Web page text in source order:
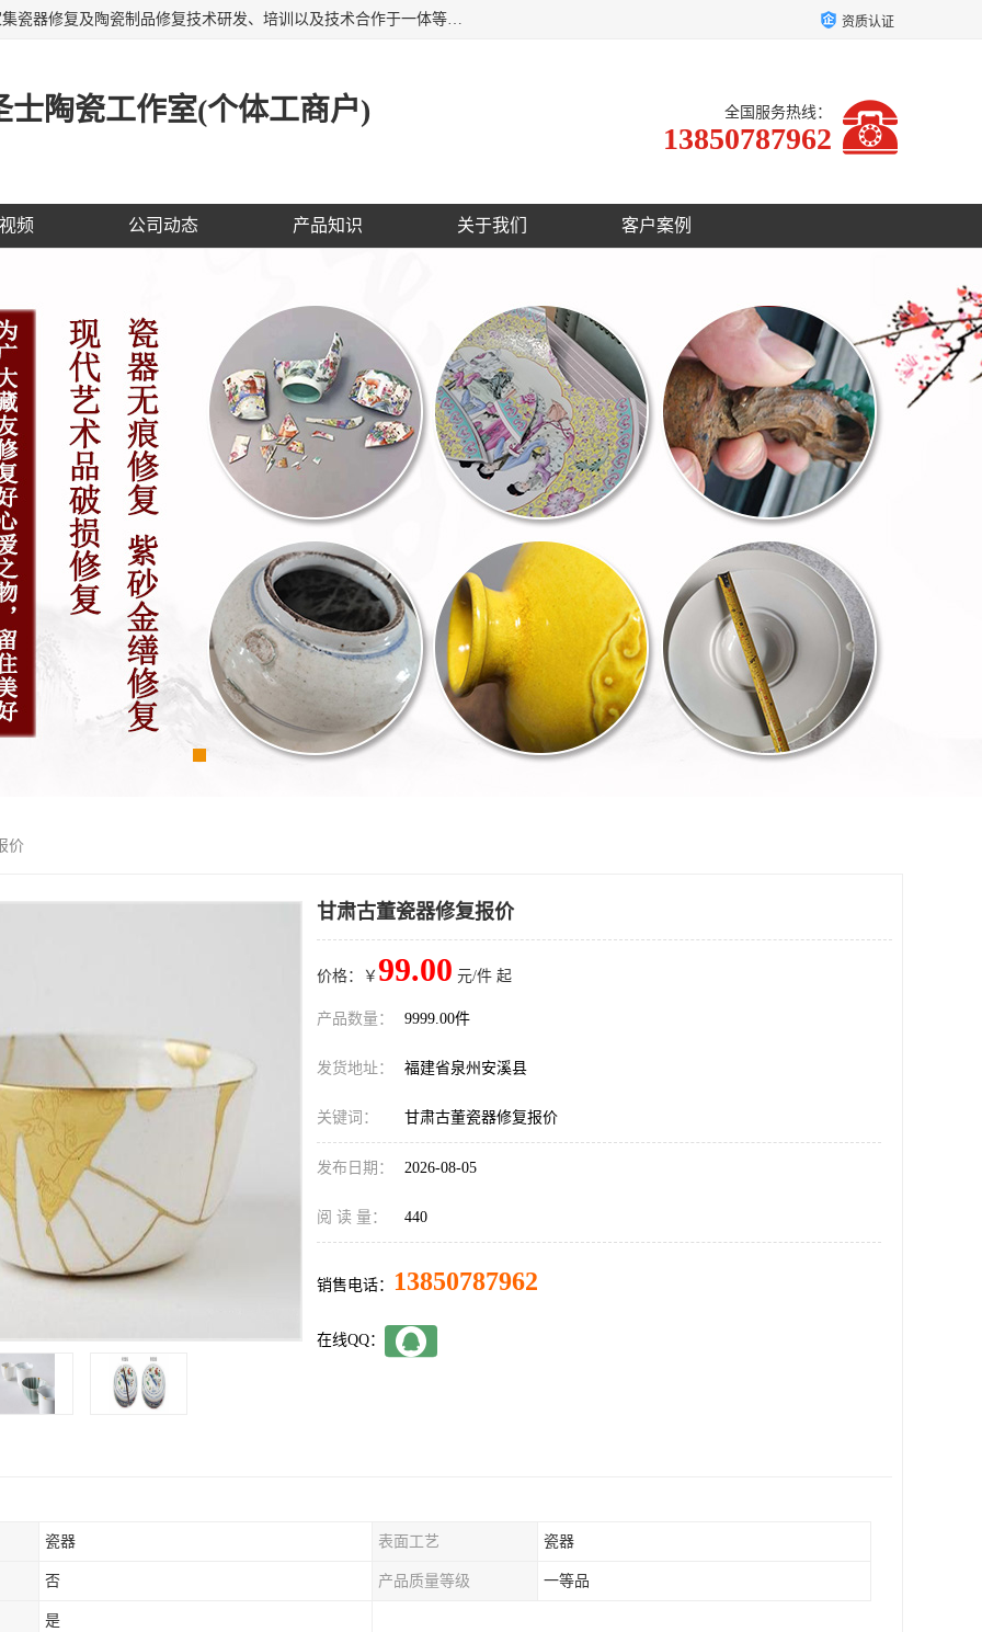
福建泉州洁圣士陶瓷修复技术有限公司位于福建泉州，是一家集瓷器修复及陶瓷制品修复技术研发、培训以及技术合作于一体等专业修复机构，公司主营：瓷器修复，陶瓷修复，瓷器无痕修复，陶瓷佛像修复，瓷器修复技术培训等。 洁圣士以全新的技术修复各种：古陶瓷、花瓶、餐具、工艺品、卫浴、颜色不一的金边、银边、花边，修复后基本无痕迹，修补成本低。丰富的经验为客户提供实用、优质服务！ 资质认证
士陶瓷工作室(个体工商户) 全国服务热线：
13850787962
频 公司动态 产品知识 关于我们 客户案例
价
甘肃古董瓷器修复报价
价格：￥ 99.00 元/件 起
产品数量： 9999.00件
发货地址： 福建省泉州安溪县
关键词： 甘肃古董瓷器修复报价
发布日期： 2026-08-05
阅 读 量： 440
销售电话： 13850787962
在线QQ：
瓷器 表面工艺 瓷器
否 产品质量等级 一等品
是